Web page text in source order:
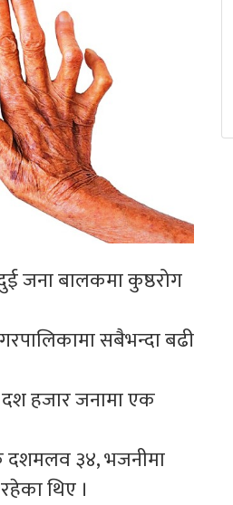
जना बालकमा कुष्ठरोग
सबैभन्दा बढी
दश हजार जनामा एक
दशमलव ३४, भजनीमा
थिए ।